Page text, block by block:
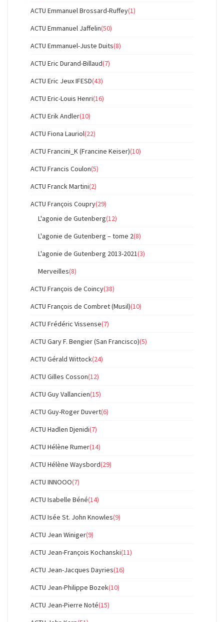
ACTU Emmanuel Brossard-Ruffey(1)
ACTU Emmanuel Jaffelin(50)
ACTU Emmanuel-Juste Duits(8)
ACTU Eric Durand-Billaud(7)
ACTU Eric Jeux IFESD(43)
ACTU Eric-Louis Henri(16)
ACTU Erik Andler(10)
ACTU Fiona Lauriol(22)
ACTU Francini_K (Francine Keiser)(10)
ACTU Francis Coulon(5)
ACTU Franck Martini(2)
ACTU François Coupry(29)
L'agonie de Gutenberg(12)
L'agonie de Gutenberg – tome 2(8)
L'agonie de Gutenberg 2013-2021(3)
Merveilles(8)
ACTU François de Coincy(38)
ACTU François de Combret (Musil)(10)
ACTU Frédéric Vissense(7)
ACTU Gary F. Bengier (San Francisco)(5)
ACTU Gérald Wittock(24)
ACTU Gilles Cosson(12)
ACTU Guy Vallancien(15)
ACTU Guy-Roger Duvert(6)
ACTU Hadlen Djenidi(7)
ACTU Hélène Rumer(14)
ACTU Hélène Waysbord(29)
ACTU INNOOO(7)
ACTU Isabelle Béné(14)
ACTU Isée St. John Knowles(9)
ACTU Jean Winiger(9)
ACTU Jean-François Kochanski(11)
ACTU Jean-Jacques Dayries(16)
ACTU Jean-Philippe Bozek(10)
ACTU Jean-Pierre Noté(15)